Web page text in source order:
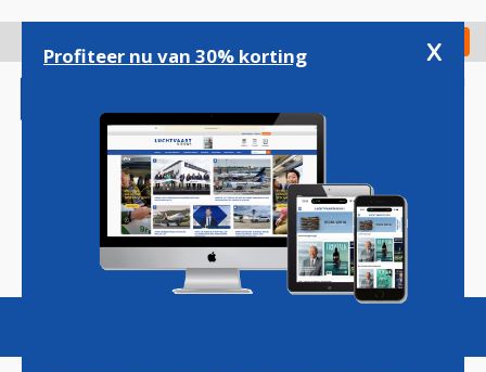
gaan
Check in
Magazine Podcasts Vacatures
Profiteer nu van 30% korting x